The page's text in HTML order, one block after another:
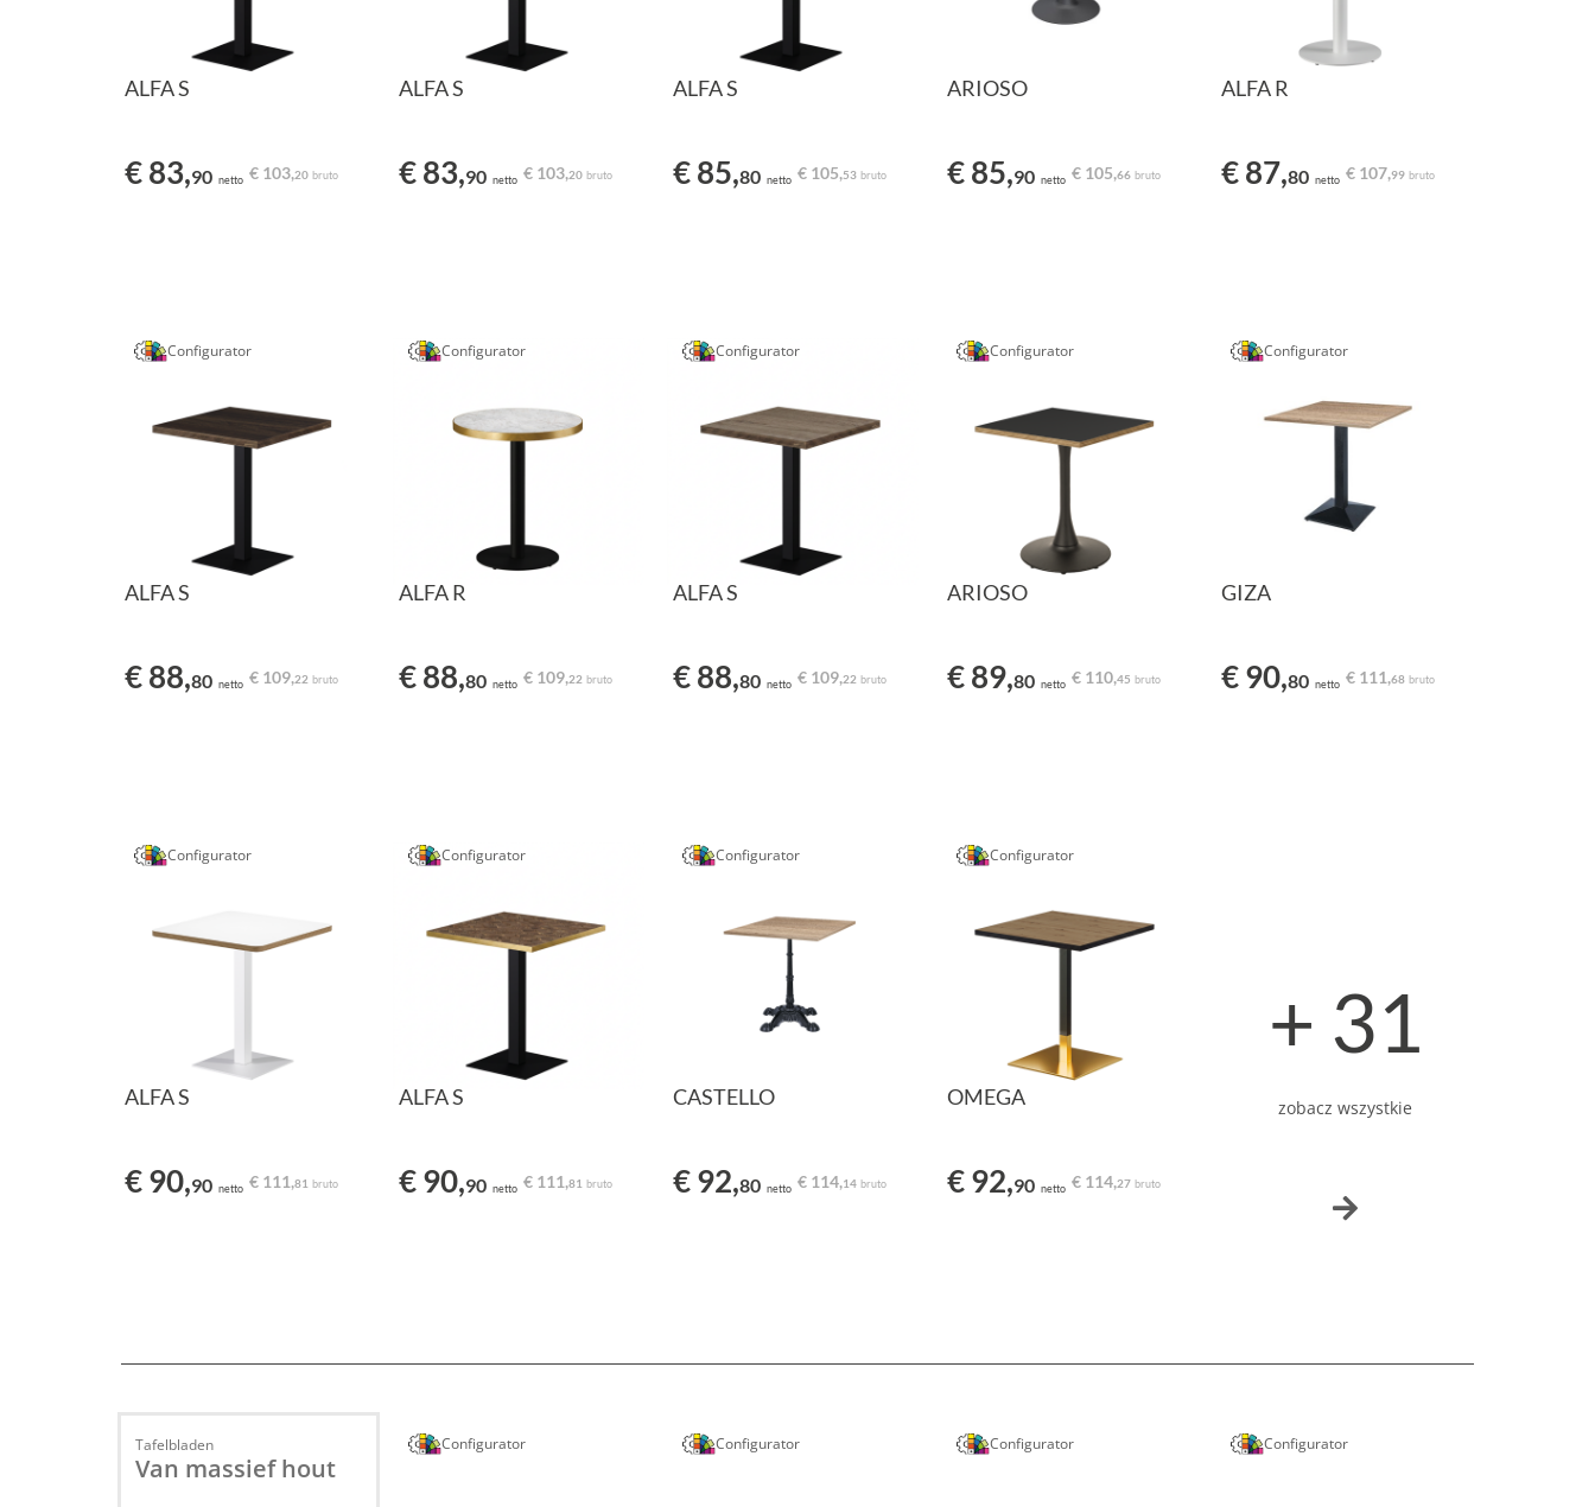
ALFA S
€ 83,90 netto € 103,20 bruto
ALFA S
€ 83,90 netto € 103,20 bruto
ALFA S
€ 85,80 netto € 105,53 bruto
ARIOSO
€ 85,90 netto € 105,66 bruto
ALFA R
€ 87,80 netto € 107,99 bruto
Configurator
ALFA S
€ 88,80 netto € 109,22 bruto
Configurator
ALFA R
€ 88,80 netto € 109,22 bruto
Configurator
ALFA S
€ 88,80 netto € 109,22 bruto
Configurator
ARIOSO
€ 89,80 netto € 110,45 bruto
Configurator
GIZA
€ 90,80 netto € 111,68 bruto
Configurator
ALFA S
€ 90,90 netto € 111,81 bruto
Configurator
ALFA S
€ 90,90 netto € 111,81 bruto
Configurator
CASTELLO
€ 92,80 netto € 114,14 bruto
Configurator
OMEGA
€ 92,90 netto € 114,27 bruto
+ 31
zobacz wszystkie
Tafelbladen
Van massief hout
Configurator Configurator Configurator Configurator